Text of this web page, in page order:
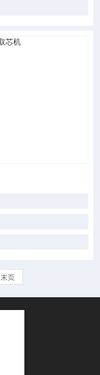
末页